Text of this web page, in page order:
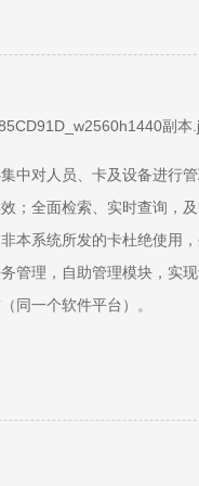
中对人员、卡及设备进行
；全面检索、实时查询，
本系统所发的卡杜绝使用
管理，自助管理模块，实
同一个软件平台）。